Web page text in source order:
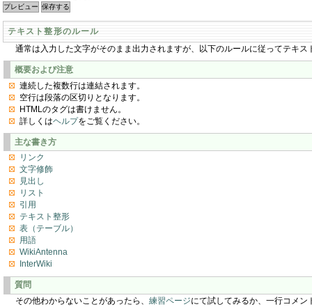
テキスト整形のルール
通常は入力した文字がそのまま出力されますが、以下のルールに従ってテキス
概要および注意
連続した複数行は連結されます。
空行は段落の区切りとなります。
HTMLのタグは書けません。
詳しくはヘルプをご覧ください。
主な書き方
リンク
文字修飾
見出し
リスト
引用
テキスト整形
表（テーブル）
用語
WikiAntenna
InterWiki
質問
その他わからないことがあったら、 練習ページにて試してみるか、一行コメン